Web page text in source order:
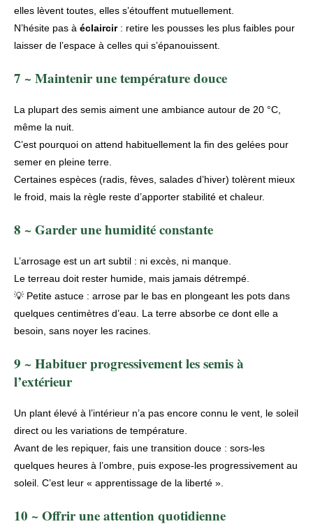
elles lèvent toutes, elles s’étouffent mutuellement.
N’hésite pas à éclaircir: retire les pousses les plus faibles pour
laisser de l’espace à celles qui s’épanouissent.
7 ~ Maintenir une température douce
La plupart des semis aiment une ambiance autour de 20 °C,
même la nuit.
C’est pourquoi on attend habituellement la fin des gelées pour
semer en pleine terre.
Certaines espèces (radis, fèves, salades d’hiver) tolèrent mieux
le froid, mais la règle reste d’apporter stabilité et chaleur.
8 ~ Garder une humidité constante
L’arrosage est un art subtil : ni excès, ni manque.
Le terreau doit rester humide, mais jamais détrempé.
💡 Petite astuce : arrose par le bas en plongeant les pots dans
quelques centimètres d’eau. La terre absorbe ce dont elle a
besoin, sans noyer les racines.
9 ~ Habituer progressivement les semis à
l’extérieur
Un plant élevé à l’intérieur n’a pas encore connu le vent, le soleil
direct ou les variations de température.
Avant de les repiquer, fais une transition douce : sors-les
quelques heures à l’ombre, puis expose-les progressivement au
soleil. C’est leur « apprentissage de la liberté ».
10 ~ Offrir une attention quotidienne